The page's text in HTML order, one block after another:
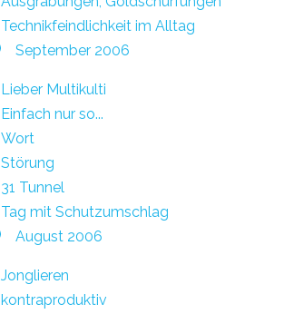
Technikfeindlichkeit im Alltag
September 2006
Lieber Multikulti
Einfach nur so...
Wort
Störung
31 Tunnel
Tag mit Schutzumschlag
August 2006
Jonglieren
kontraproduktiv